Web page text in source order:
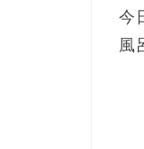
今
風